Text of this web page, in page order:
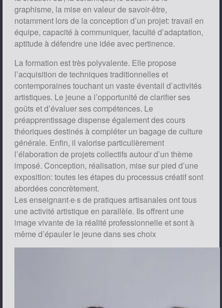
graphisme, la mise en valeur de savoir-être,
notamment lors de la conception d’un projet: travail en
équipe, capacité à communiquer, faculté d’adaptation,
aptitude à défendre une idée avec pertinence.
La formation est très polyvalente. Elle propose
l’acquisition de techniques traditionnelles et
contemporaines touchant un vaste éventail d’activités
artistiques. Le jeune a l’opportunité de clarifier ses
goûts et d’évaluer ses compétences. Le
préapprentissage dispense également des cours
théoriques destinés à compléter un bagage de culture
générale. Enfin, il valorise particulièrement
l’élaboration de projets collectifs autour d’un thème
imposé. Conception, réalisation, mise sur pied d’une
exposition: toutes les étapes du processus créatif sont
abordées concrètement.
Les enseignant·e·s de pratiques artisanales ont tous
une activité artistique en parallèle. Ils offrent une
image vivante de la réalité professionnelle et sont à
même d’épauler le jeune dans ses choix